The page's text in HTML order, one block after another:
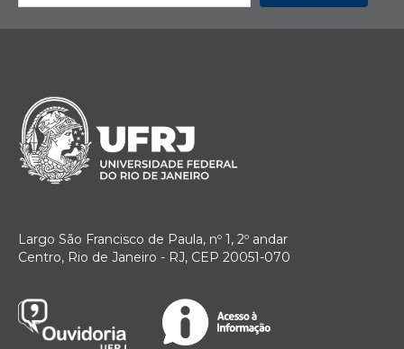
Largo São Francisco de Paula, nº 1, 2º andar
Centro, Rio de Janeiro - RJ, CEP 20051-070